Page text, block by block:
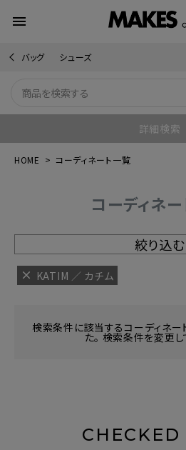
menu
バッグ シューズ
詳細検索
HOME コーディネート一覧
コーディネ
絞り込む
KATIM ／ カチム
検索条件に該当するコーディネー
た。 検索条件を変更し
CHECKED